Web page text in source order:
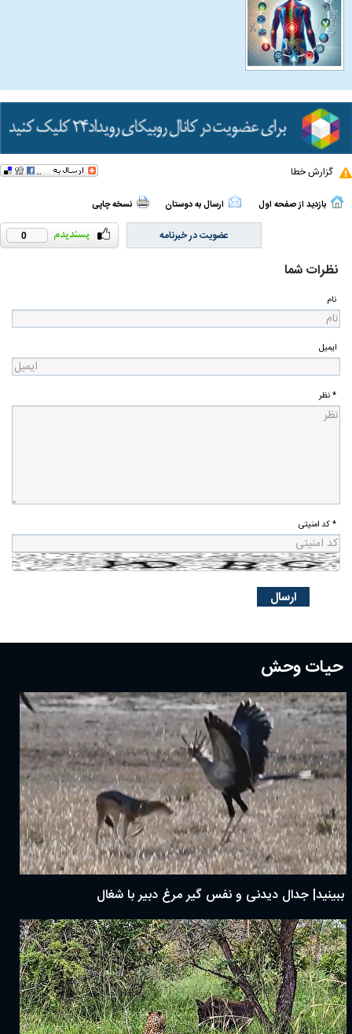
گزارش خطا
بازدید از صفحه اول ارسال به دوستان نسخه چاپی
0 عضویت در خبرنامه
نظرات شما
نام
ایمیل
* نظر
* کد امنیتی
حیات وحش
ببینید| جدال دیدنی و نفس گیر مرغ دبیر با شغال